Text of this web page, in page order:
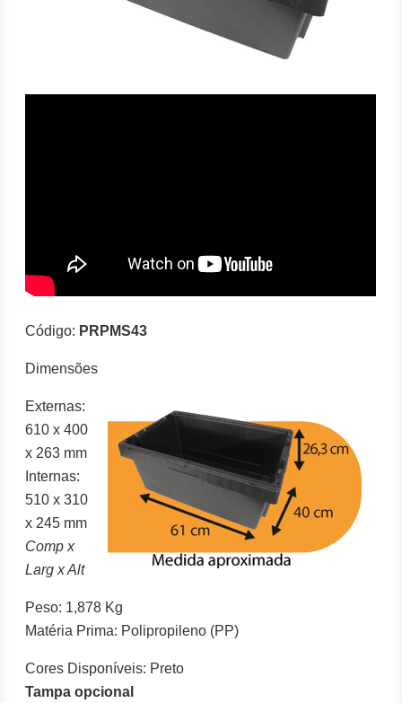
Código: PRPMS43
Dimensões
Externas:
610 x 400
x 263 mm
Internas:
510 x 310
x 245 mm
Comp x
Larg x Alt
Peso: 1,878 Kg
Matéria Prima: Polipropileno (PP)
Cores Disponíveis: Preto
Tampa opcional